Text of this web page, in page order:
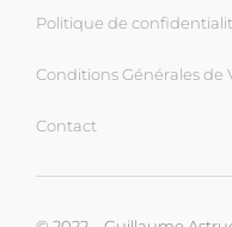
Politique de
Conditions Générales de
Contact